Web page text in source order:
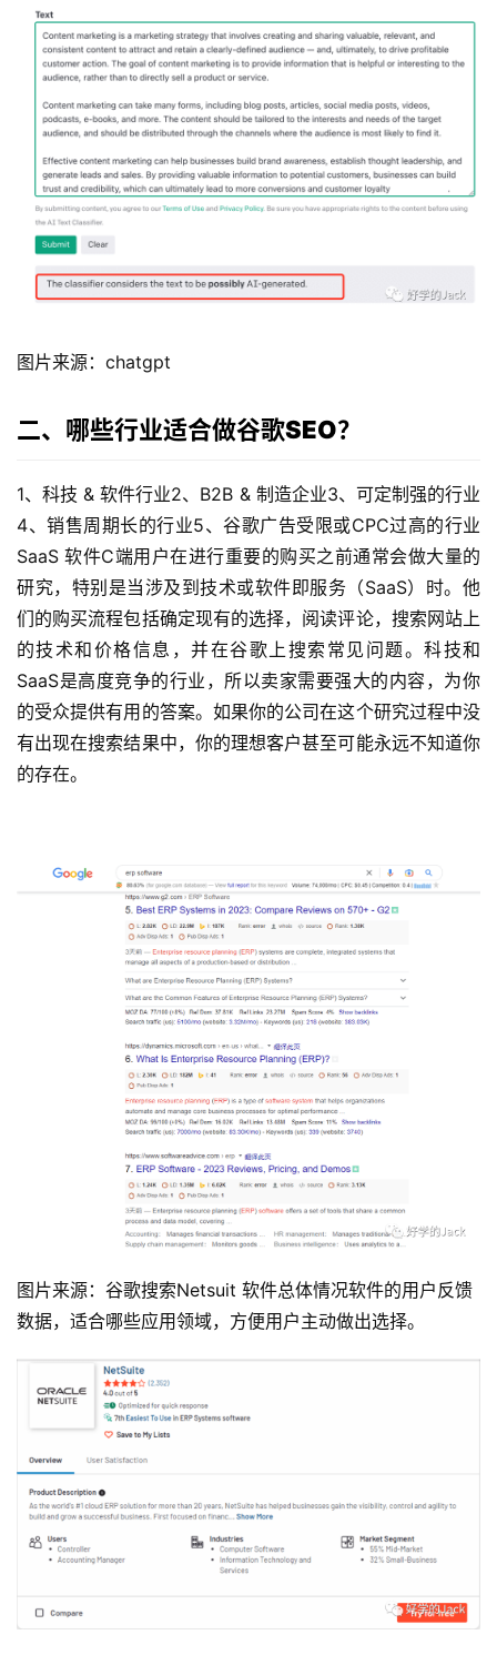
图片来源：chatgpt
二、哪些行业适合做谷歌SEO？
1、科技 & 软件行业2、B2B & 制造企业3、可定制强的行业
4、销售周期长的行业5、谷歌广告受限或CPC过高的行业
SaaS 软件C端用户在进行重要的购买之前通常会做大量的
研究，特别是当涉及到技术或软件即服务（SaaS）时。他
们的购买流程包括确定现有的选择，阅读评论，搜索网站上
的技术和价格信息，并在谷歌上搜索常见问题。科技和
SaaS是高度竞争的行业，所以卖家需要强大的内容，为你
的受众提供有用的答案。如果你的公司在这个研究过程中没
有出现在搜索结果中，你的理想客户甚至可能永远不知道你
的存在。
图片来源：谷歌搜索Netsuit 软件总体情况软件的用户反馈
数据，适合哪些应用领域，方便用户主动做出选择。